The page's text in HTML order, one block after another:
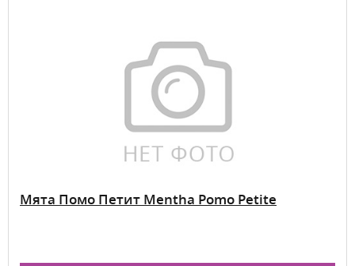
Мята Помо Петит Mentha Pomo Petite